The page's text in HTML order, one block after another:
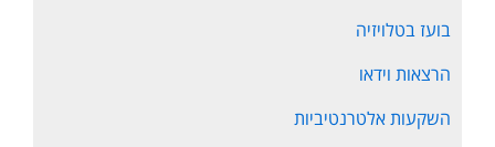
בועז בטלויזיה
הרצאות וידאו
השקעות אלטרנטיביות